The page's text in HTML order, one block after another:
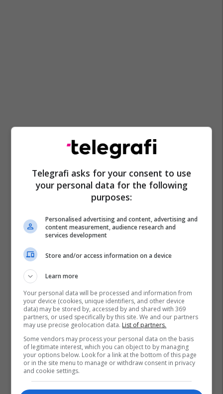
Federico Dimarco Inter Serie A
Telegrafi asks for your consent to use
your personal data for the following
purposes:
Personalised advertising and content, advertising and
content measurement, audience research and
services development
Store and/or access information on a device
Learn more
Your personal data will be processed and information from
your device (cookies, unique identifiers, and other device
data) may be stored by, accessed by and shared with 369
partners, or used specifically by this site. We and our partners
may use precise geolocation data. List of partners.
Some vendors may process your personal data on the basis
of legitimate interest, which you can object to by managing
your options below. Look for a link at the bottom of this page
or in the site menu to manage or withdraw consent in privacy
and cookie settings.